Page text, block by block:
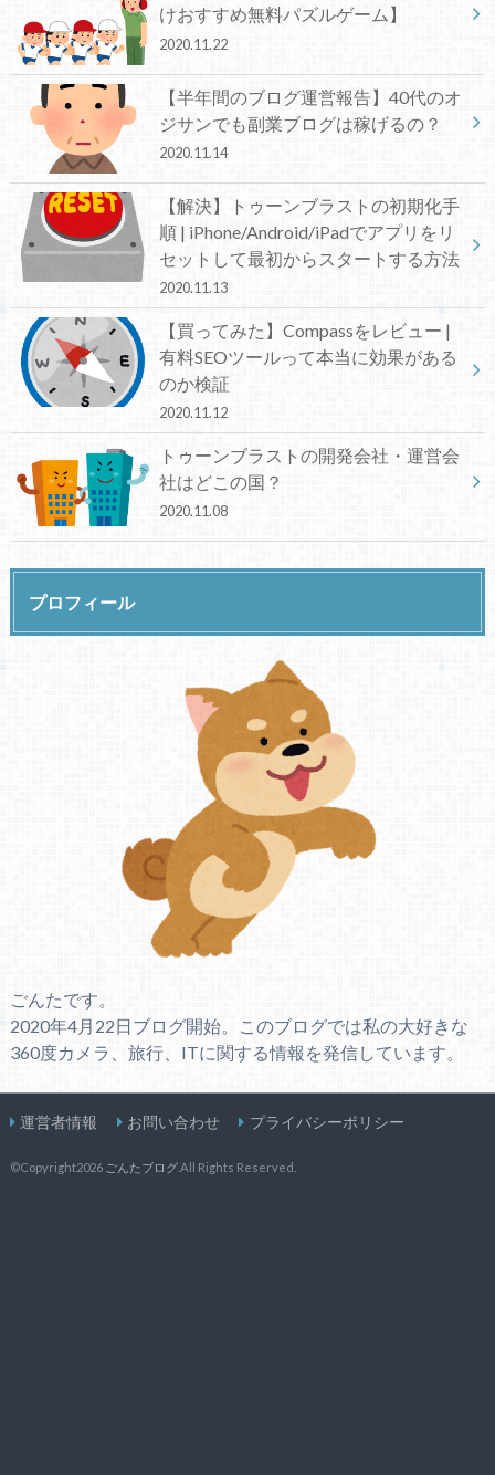
けおすすめ無料パズルゲーム】
2020.11.22
【半年間のブログ運営報告】40代のオ
ジサンでも副業ブログは稼げるの？
2020.11.14
【解決】トゥーンブラストの初期化手
順 | iPhone/Android/iPadでアプリをリ
セットして最初からスタートする方法
2020.11.13
【買ってみた】Compassをレビュー |
有料SEOツールって本当に効果がある
のか検証
2020.11.12
トゥーンブラストの開発会社・運営会
社はどこの国？
2020.11.08
プロフィール
ごんたです。
2020年4月22日ブログ開始。このブログでは私の大好きな
360度カメラ、旅行、ITに関する情報を発信しています。
運営者情報 お問い合わせ プライバシーポリシー
©Copyright2026 ごんたブログ.All Rights Reserved.